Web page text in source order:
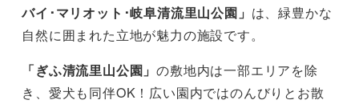
バイ･マリオット･岐阜清流里山公園」 は、緑豊かな
自然に囲まれた立地が魅力の施設です。
「ぎふ清流里山公園」の敷地内は一部エリアを除
き、愛犬も同伴OK！広い園内ではのんびりとお散